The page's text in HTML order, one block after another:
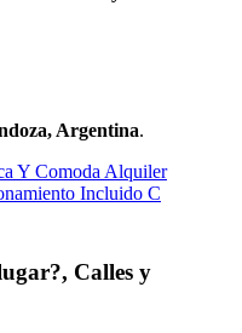
Argentina.
Calles y